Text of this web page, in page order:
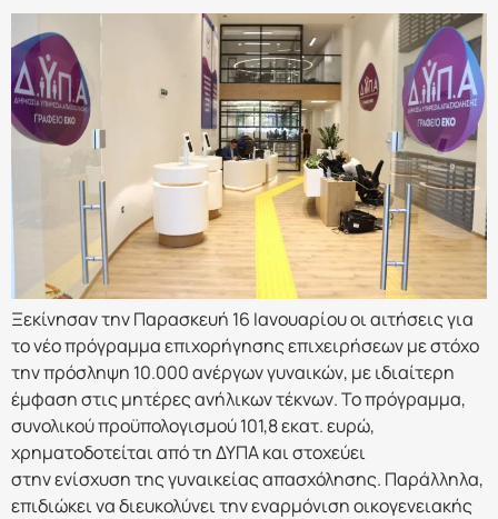
Ξεκίνησαν την Παρασκευή 16 Ιανουαρίου οι αιτήσεις για
το νέο πρόγραμμα επιχορήγησης επιχειρήσεων με στόχο
την πρόσληψη 10.000 ανέργων γυναικών, με ιδιαίτερη
έμφαση στις μητέρες ανήλικων τέκνων. Το πρόγραμμα,
συνολικού προϋπολογισμού 101,8 εκατ. ευρώ,
χρηματοδοτείται από τη ΔΥΠΑ και στοχεύει
στην ενίσχυση της γυναικείας απασχόλησης. Παράλληλα,
επιδιώκει να διευκολύνει την εναρμόνιση οικογενειακής